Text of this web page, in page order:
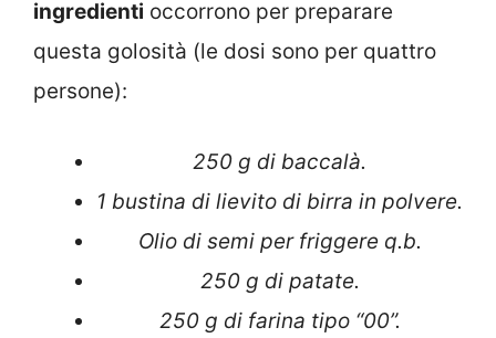
ingredienti occorrono per preparare
questa golosità (le dosi sono per quattro
persone):
250 g di baccalà.
1 bustina di lievito di birra in polvere.
Olio di semi per friggere q.b.
250 g di patate.
250 g di farina tipo “00”.